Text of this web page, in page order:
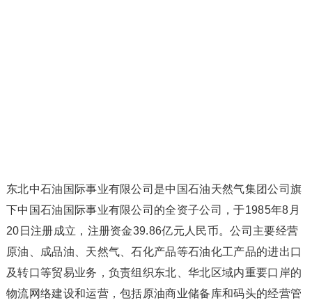
东北中石油国际事业有限公司是中国石油天然气集团公司旗
下中国石油国际事业有限公司的全资子公司，于1985年8月
20日注册成立，注册资金39.86亿元人民币。公司主要经营
原油、成品油、天然气、石化产品等石油化工产品的进出口
及转口等贸易业务，负责组织东北、华北区域内重要口岸的
物流网络建设和运营，包括原油商业储备库和码头的经营管